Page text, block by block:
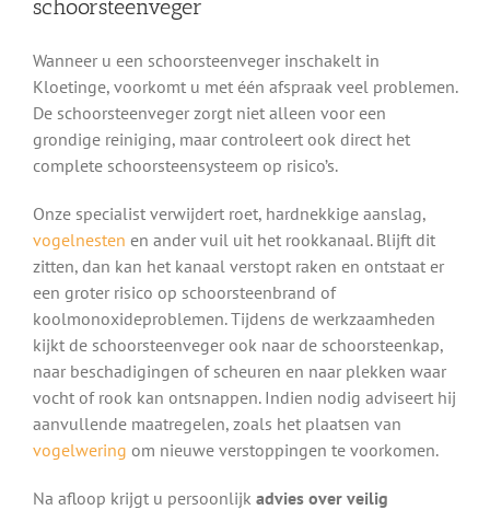
schoorsteenveger
Wanneer u een schoorsteenveger inschakelt in
Kloetinge, voorkomt u met één afspraak veel problemen.
De schoorsteenveger zorgt niet alleen voor een
grondige reiniging, maar controleert ook direct het
complete schoorsteensysteem op risico’s.
Onze specialist verwijdert roet, hardnekkige aanslag,
vogelnesten en ander vuil uit het rookkanaal. Blijft dit
zitten, dan kan het kanaal verstopt raken en ontstaat er
een groter risico op schoorsteenbrand of
koolmonoxideproblemen. Tijdens de werkzaamheden
kijkt de schoorsteenveger ook naar de schoorsteenkap,
naar beschadigingen of scheuren en naar plekken waar
vocht of rook kan ontsnappen. Indien nodig adviseert hij
aanvullende maatregelen, zoals het plaatsen van
vogelwering om nieuwe verstoppingen te voorkomen.
Na afloop krijgt u persoonlijk advies over veilig